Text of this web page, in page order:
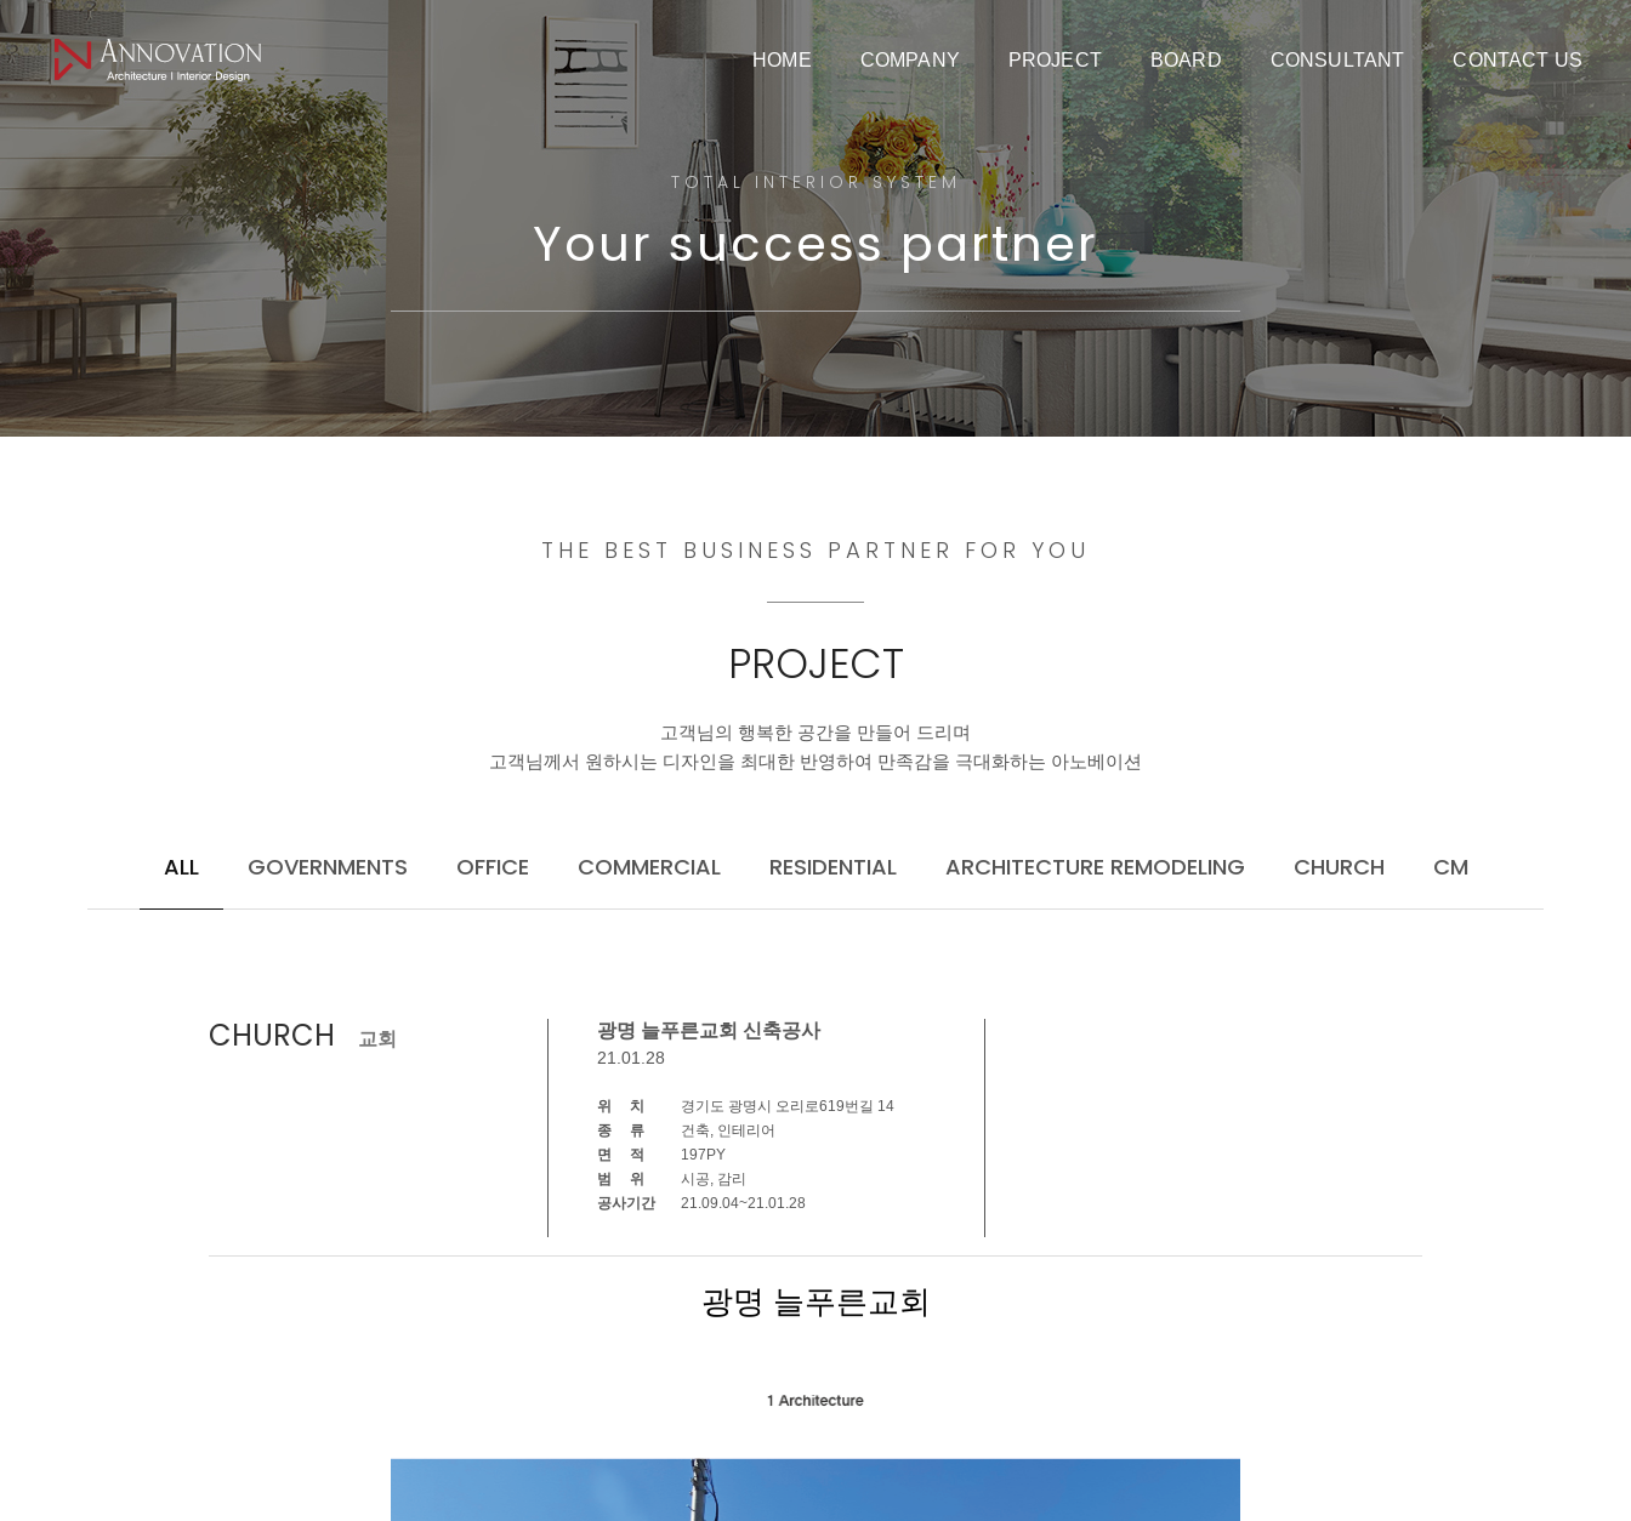
HOME COMPANY PROJECT BOARD CONSULTANT CONTACT US
TOTAL INTERIOR SYSTEM
Your success partner
THE BEST BUSINESS PARTNER FOR YOU
PROJECT
고객님의 행복한 공간을 만들어 드리며
고객님께서 원하시는 디자인을 최대한 반영하여 만족감을 극대화하는 아노베이션
ALL GOVERNMENTS OFFICE COMMERCIAL RESIDENTIAL ARCHITECTURE REMODELING CHURCH CM
CHURCH 교회 광명 늘푸른교회 신축공사
21.01.28
위 치
경기도 광명시 오리로619번길 14
종 류
건축, 인테리어
면 적
197PY
범 위
시공, 감리
공사기간
21.09.04~21.01.28
광명 늘푸른교회